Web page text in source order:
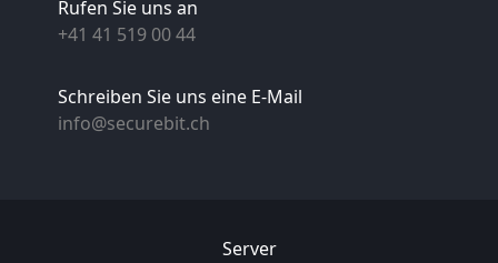
Rufen Sie uns an
+41 41 519 00 44
Schreiben Sie uns eine E-Mail
info@securebit.ch
Server